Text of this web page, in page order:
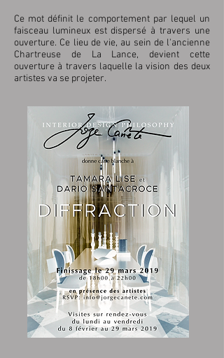
Ce mot définit le comportement par lequel un
faisceau lumineux est dispersé à travers une
ouverture. Ce lieu de vie, au sein de l'ancienne
Chartreuse de La Lance, devient cette
ouverture à travers laquelle la vision des deux
artistes va se projeter.